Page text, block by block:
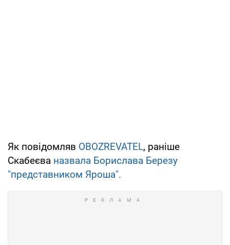
Як повідомляв OBOZREVATEL, раніше
Скабеєва назвала Борислава Березу
"представником Яроша".